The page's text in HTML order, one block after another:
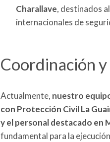
Charallave, destinados
internacionales de
Coordinación
Actualmente, nuestro
con Protección Civil La
y el personal destacado en
fundamental para la